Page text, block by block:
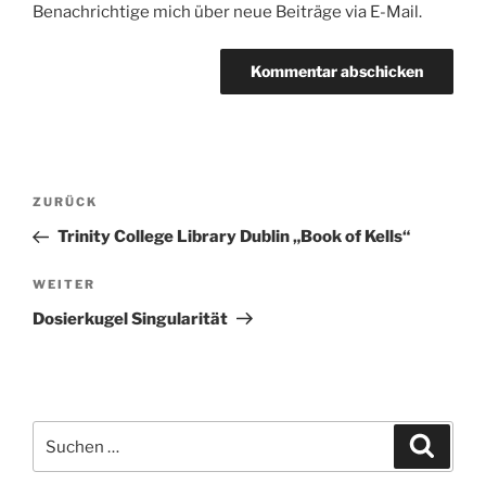
Benachrichtige mich über neue Beiträge via E-Mail.
Beitragsnavigation
Vorheriger
Beitrag
ZURÜCK
Trinity College Library Dublin „Book of Kells“
Nächster
Beitrag
WEITER
Dosierkugel Singularität
nach: